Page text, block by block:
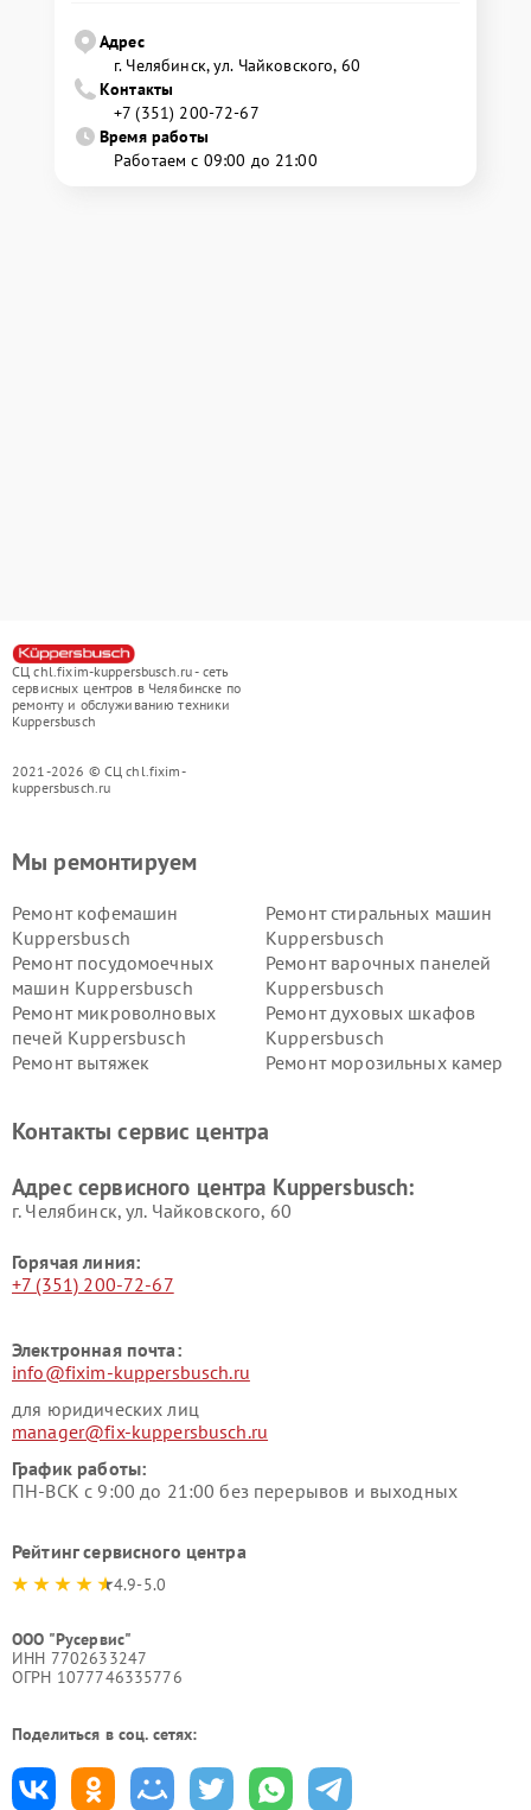
Адрес
г. Челябинск, ул. Чайковского, 60
Контакты
+7 (351) 200-72-67
Время работы
Работаем с 09:00 до 21:00
СЦ chl.fixim-kuppersbusch.ru - сеть
сервисных центров в Челябинске по
ремонту и обслуживанию техники
Kuppersbusch
2021-2026 © СЦ chl.fixim-
kuppersbusch.ru
Мы ремонтируем
Ремонт кофемашин
Kuppersbusch
Ремонт стиральных машин
Kuppersbusch
Ремонт посудомоечных
машин Kuppersbusch
Ремонт варочных панелей
Kuppersbusch
Ремонт микроволновых
печей Kuppersbusch
Ремонт духовых шкафов
Kuppersbusch
Ремонт вытяжек
Ремонт морозильных камер
Kuppersbusch
вакуумных упаковщиков
Ремонт сушильных машин Kuppersbusch
Контакты сервис центра
Адрес сервисного центра Kuppersbusch:
г. Челябинск, ул. Чайковского, 60
Горячая линия:
+7 (351) 200-72-67
Электронная почта:
info@fixim-kuppersbusch.ru
для юридических лиц
manager@fix-kuppersbusch.ru
График работы:
ПН-ВСК с 9:00 до 21:00 без перерывов и выходных
Рейтинг сервисного центра
4.9-5.0
ООО "Русервис"
ИНН 7702633247
ОГРН 1077746335776
Поделиться в соц. сетях: